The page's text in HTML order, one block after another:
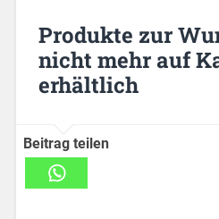
Produkte zur
nicht mehr auf
erhältlich
Beitrag teilen